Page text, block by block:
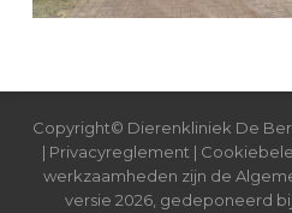
Copyright© Dierenkliniek De
| Privacyreglement |
werkzaamheden zijn de
versie 2026, gedeponeerd